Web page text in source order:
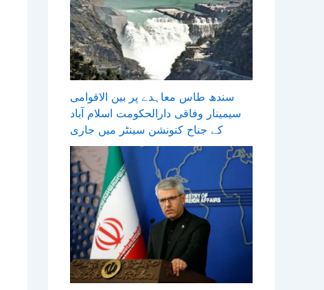
سندھ طاس معاہدے پر بین الاقوامی
سیمینار وفاقی دارالحکومت اسلام آباد
کے جناح کنونشن سینٹر میں جاری